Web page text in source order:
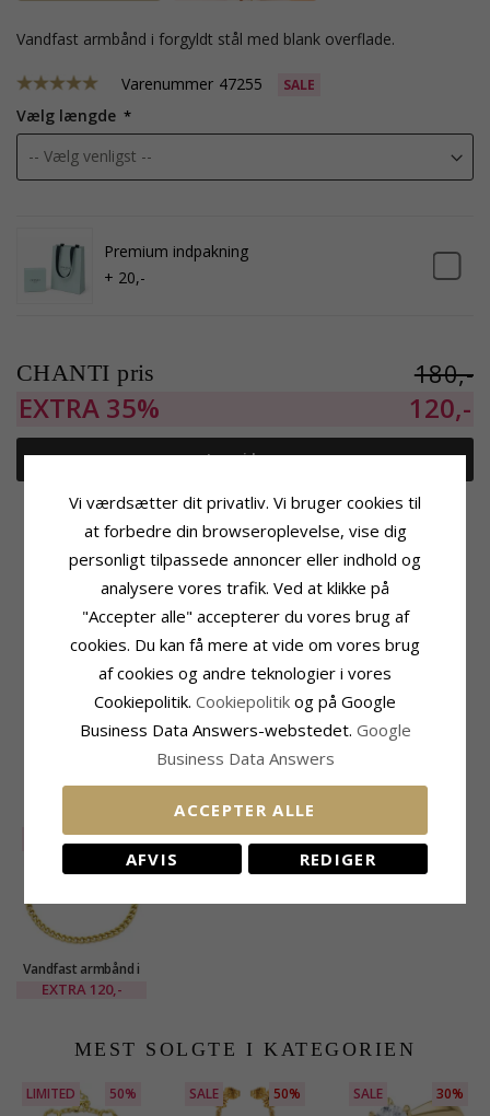
vandfast armbånd i forgyldt stål med blank overflade.
Varenummer 47255 SALE
Vælg længde
Premium indpakning
+ 20,-
CHANTI pris 180,-
EXTRA 35% 120,-
Læg i kurv
Tilføj til Ønskeskyen
Produktinformation
Tillægsord:Vandfast
Kædetype:Armbånd
Ædelmetal:
Forgyldt Stål
OCEANA
Overflade:Blank
Størrelse
Bredde:3,0 mm
35%
Vandfast armbånd i
forgyldt stål x 3,0
EXTRA 120,-
MEST SOLGTE I KATEGORIEN
LIMITED 50% SALE 50% SALE 30%
Vi værdsætter dit privatliv. Vi bruger cookies til
at forbedre din browseroplevelse, vise dig
personligt tilpassede annoncer eller indhold og
analysere vores trafik. Ved at klikke på
"Accepter alle" accepterer du vores brug af
cookies. Du kan få mere at vide om vores brug
af cookies og andre teknologier i vores
Cookiepolitik. Cookiepolitik og på Google
Business Data Answers-webstedet. Google
Business Data Answers
ACCEPTER ALLE
AFVIS REDIGER